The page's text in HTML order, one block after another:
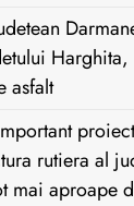
asfalt
rutiera al
mai aproape